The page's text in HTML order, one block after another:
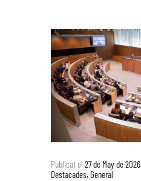
Publicat el 27 de May de 2026
Destacades, General